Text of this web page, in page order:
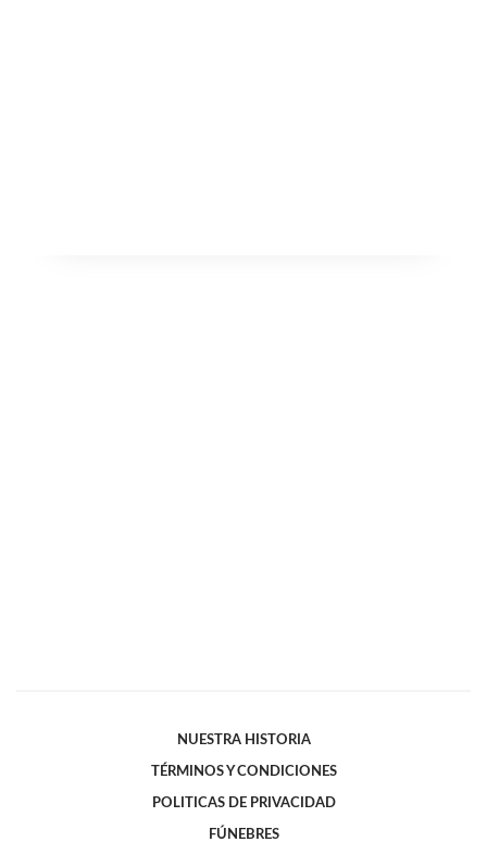
NUESTRA HISTORIA
TÉRMINOS Y CONDICIONES
POLITICAS DE PRIVACIDAD
FÚNEBRES